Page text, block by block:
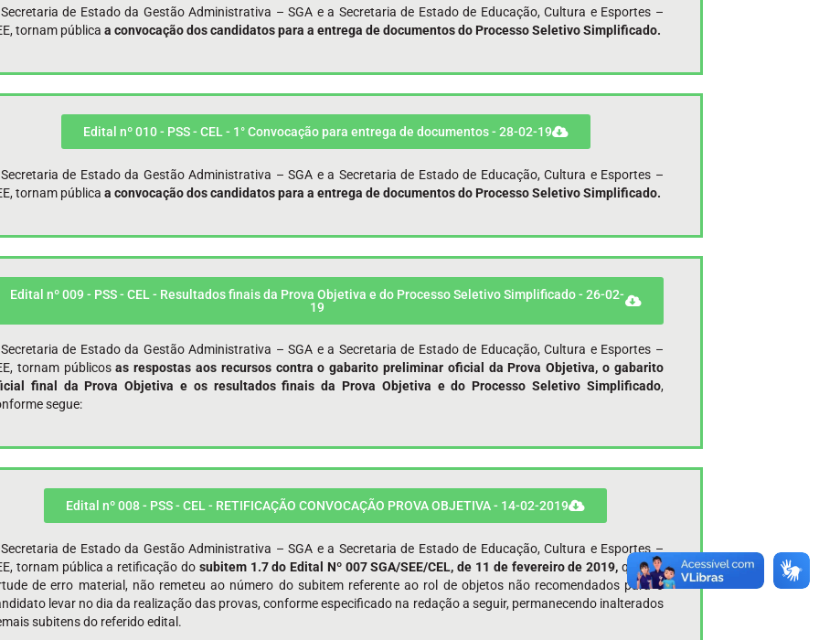
de Estado da Gestão Administrativa – SGA e a Secretaria de Estado de Educação, Cultura e Esportes –
tornam pública a convocação dos candidatos para a entrega de documentos do Processo Seletivo Simplificado.
Edital nº 010 - PSS - CEL - 1° Convocação para entrega de documentos - 28-02-19
de Estado da Gestão Administrativa – SGA e a Secretaria de Estado de Educação, Cultura e Esportes –
tornam pública a convocação dos candidatos para a entrega de documentos do Processo Seletivo Simplificado.
Edital nº 009 - PSS - CEL - Resultados finais da Prova Objetiva e do Processo Seletivo Simplificado - 26-02-
19
de Estado da Gestão Administrativa – SGA e a Secretaria de Estado de Educação, Cultura e Esportes –
tornam públicosas respostas aos recursos contra o gabarito preliminar oficial da Prova Objetiva, o gabarito
final da Prova Objetiva e os resultados finais da Prova Objetiva e do Processo Seletivo Simplificado,
segue:
Edital nº 008 - PSS - CEL - RETIFICAÇÃO CONVOCAÇÃO PROVA OBJETIVA - 14-02-2019
de Estado da Gestão Administrativa – SGA e a Secretaria de Estado de Educação, Cultura e Esportes –
tornam pública a retificação do subitem 1.7 do Edital Nº 007SGA/SEE/CEL, de 11 de fevereiro de 2019, que em
de erro material, não remeteu ao número do subitem referente ao rol de objetos não recomendados para o
levar no dia da realização das provas, conforme especificado na redação a seguir, permanecendo inalterados
subitens do referido edital.